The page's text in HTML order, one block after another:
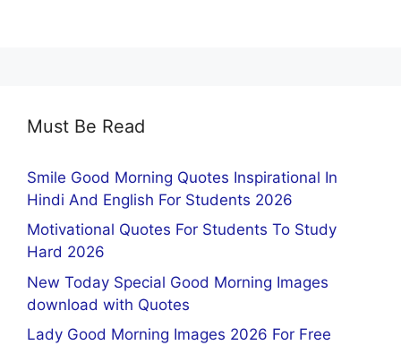
Must Be Read
Smile Good Morning Quotes Inspirational In
Hindi And English For Students 2026
Motivational Quotes For Students To Study
Hard 2026
New Today Special Good Morning Images
download with Quotes
Lady Good Morning Images 2026 For Free